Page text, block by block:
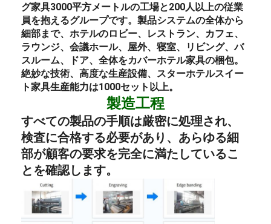
グ家具3000平方メートルの工場と200人以上の従業
員を抱えるグループです。製品システムの全体から
細部まで、ホテルのロビー、 レストラン、カフェ、
ラウンジ、会議ホール、屋外、寝室、リビング、バ
スルーム、ドア、全体をカバーホテル家具の梱包。
絶妙な技術、高度な生産設備、スターホテルスイー
ト家具生産能力は1000セット以上。
製造工程
すべての製品の手順は厳密に処理され、
検査に合格する必要があり、あらゆる細
部が顧客の要求を完全に満たしているこ
とを確認します。